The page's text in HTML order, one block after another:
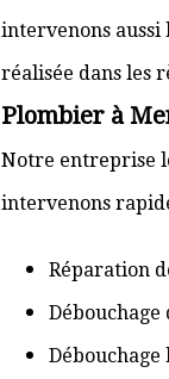
intervenons
réalisée dans les
Plombier à
Notre entreprise
intervenons
Réparation
Débouchage